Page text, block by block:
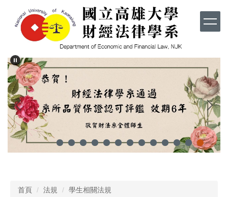
容
區
首頁 法規 學生相關法規